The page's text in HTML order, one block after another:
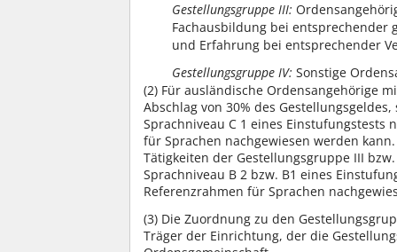
Gestellungsgruppe III:
Fachausbildung bei entsprechender
und Erfahrung bei entsprechender
Gestellungsgruppe IV: Sonstige
(2) Für ausländische Ordensangehörige
Abschlag von 30% des
Sprachniveau C 1 eines Einstufungstests
für Sprachen nachgewiesen werden
Tätigkeiten der Gestellungsgruppe III
Sprachniveau B 2 bzw. B1 eines
Referenzrahmen für Sprachen
(3) Die Zuordnung zu den
Träger der Einrichtung, der die